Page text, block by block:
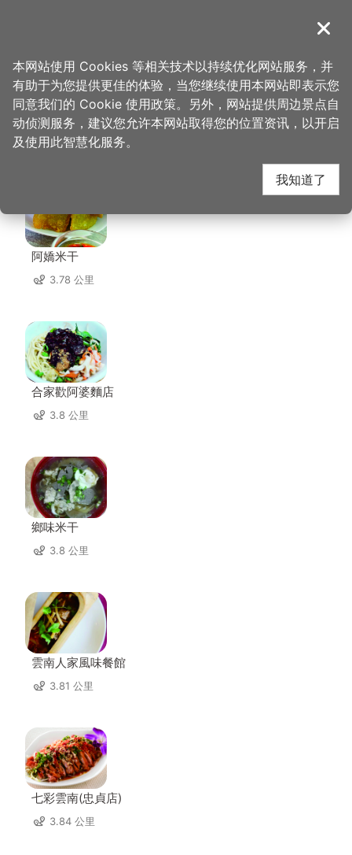
導覽
首页 > 想去的地方 > 住宿 > 伯爵商务旅店
伯爵商务旅店 周边店家
阿嬌米干
3.78 公里
合家歡阿婆麵店
3.8 公里
鄉味米干
3.8 公里
雲南人家風味餐館
3.81 公里
七彩雲南(忠貞店)
3.84 公里
关闭
本网站使用 Cookies 等相关技术以持续优化网站服务，并
有助于为您提供更佳的体验，当您继续使用本网站即表示您
同意我们的 Cookie 使用政策。另外，网站提供周边景点自
动侦测服务，建议您允许本网站取得您的位置资讯，以开启
及使用此智慧化服务。
我知道了